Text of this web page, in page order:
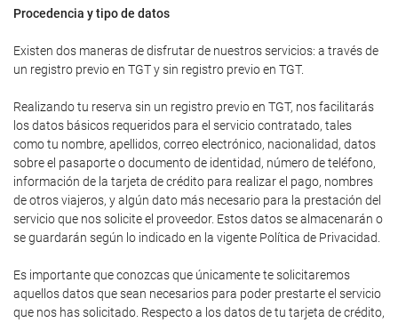
Procedencia y tipo de datos
Existen dos maneras de disfrutar de nuestros servicios: a través de
un registro previo en TGT y sin registro previo en TGT.
Realizando tu reserva sin un registro previo en TGT, nos facilitarás
los datos básicos requeridos para el servicio contratado, tales
como tu nombre, apellidos, correo electrónico, nacionalidad, datos
sobre el pasaporte o documento de identidad, número de teléfono,
información de la tarjeta de crédito para realizar el pago, nombres
de otros viajeros, y algún dato más necesario para la prestación del
servicio que nos solicite el proveedor. Estos datos se almacenarán o
se guardarán según lo indicado en la vigente Política de Privacidad.
Es importante que conozcas que únicamente te solicitaremos
aquellos datos que sean necesarios para poder prestarte el servicio
que nos has solicitado. Respecto a los datos de tu tarjeta de crédito,